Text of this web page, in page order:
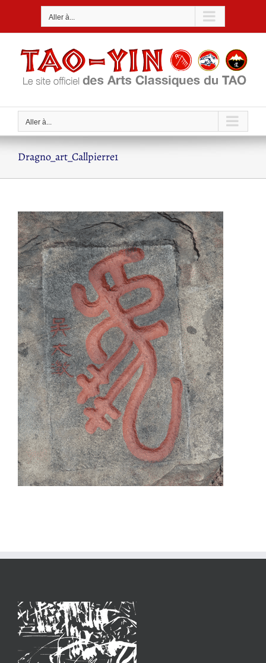
Aller à...
Aller à...
Dragno_art_Callpierre1